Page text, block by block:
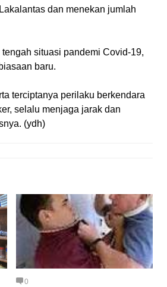
dan menekan jumlah
situasi pandemi Covid-19,
baru.
terciptanya perilaku berkendara
selalu menjaga jarak dan
(ydh)
0